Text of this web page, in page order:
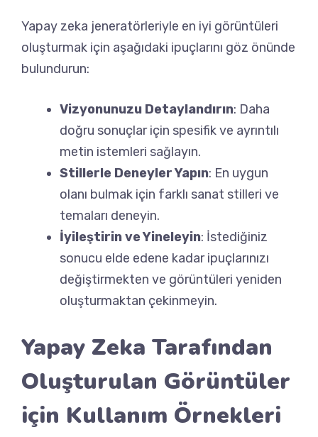
Yapay zeka jeneratörleriyle en iyi görüntüleri
oluşturmak için aşağıdaki ipuçlarını göz önünde
bulundurun:
Vizyonunuzu Detaylandırın: Daha
doğru sonuçlar için spesifik ve ayrıntılı
metin istemleri sağlayın.
Stillerle Deneyler Yapın: En uygun
olanı bulmak için farklı sanat stilleri ve
temaları deneyin.
İyileştirin ve Yineleyin: İstediğiniz
sonucu elde edene kadar ipuçlarınızı
değiştirmekten ve görüntüleri yeniden
oluşturmaktan çekinmeyin.
Yapay Zeka Tarafından
Oluşturulan Görüntüler
için Kullanım Örnekleri